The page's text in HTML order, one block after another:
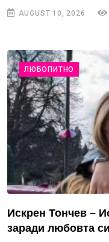
AUGUST 10, 2026
ЛЮБОПИТНО
Искрен Тончев –
заради любовта